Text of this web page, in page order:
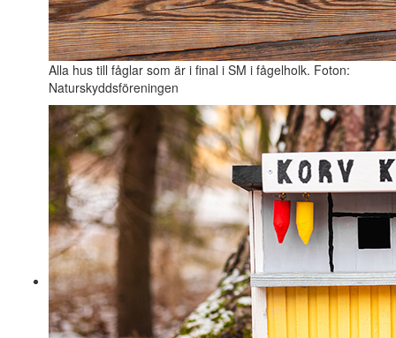
Alla hus till fåglar som är i final i SM i fågelholk. Foton:
Naturskyddsföreningen